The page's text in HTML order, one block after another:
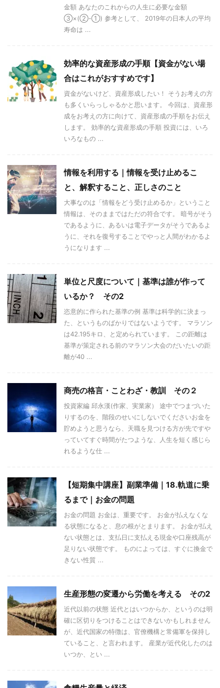
金額 あなたのこれからの人生に必要な金額
③×(②-①) 参考として、 2019年の日本人の平均
寿命は ...
効率的な資産形成の手順【資金がない場
合はこれがおすすめです】
資金がないけど、資産形成したい！ そうお考えの方
も多くいらっしゃるかと思います。 今回は、資産形
成をお考えの方に向けて、資産形成の手順をお伝え
します。 効率的な資産形成の手順 投資には、いろ
いろなもの ...
情報を利用する｜情報を受け止めるこ
と、解釈すること、正しさのこと
大事なのは「情報をどう受け止めるか」ということ
情報は、そのままではただの符合です。 暗号がそう
であるように、あるいは電子データがそうであるよ
うに、それを復号することでやっと人間がわかるよ
うになります ...
単位と尺度について｜基準は誰が作って
いるか？ その2
恣意的に作られた基準の例 基準は科学的に決まっ
た、というものばかりではないようです。 マラソン
は42.195キロ、と定められています。 この距離は
基準が策定される前のマラソン大会のだいたいの距
離が40 ...
商売の格言・ことわざ・教訓 その２
投資家編 邱永漢(作家、実業家） 途中でつまづいた
りするのを、階段のせいにしないでくださいお金を
貯めようと思うなら、天職を見つける方が先ですや
っていてすぐ時間がたつような、人生を短く感じら
れるような仕 ...
【短期集中講座】副業準備｜18.軌道に乗
るまで｜お金の問題
お金の問題 お金は、重要です。 お金が払えなくな
る状態になると、息の根がとまります。 お金が払え
ない状態とは、支払日に支払える現金や口座残高が
足りない状態です。 ものによっては、すぐに換金で
きない性質 ...
生産形態の変遷から労働を考える その2
近代以前の状態 近代とはいつからか、というのは明
確に区切りをつけることはできないかもしれません
が、近代国家の特徴は、官僚機構と常備軍を保持し
ていること、と言われます。 産業が近代化したのは
いつか、とい ...